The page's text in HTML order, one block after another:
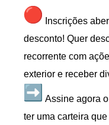
Inscrições
desconto! Quer
recorrente com
exterior e receber
Assine agora
ter uma carteira